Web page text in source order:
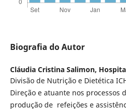
Biografia do Autor
Cláudia Cristina Salimon,
Divisão de Nutrição e Dietética
Direção e atuante nos processos
produção de refeições e